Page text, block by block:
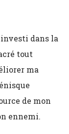
dans la
tout
ma
de mon
ennemi.